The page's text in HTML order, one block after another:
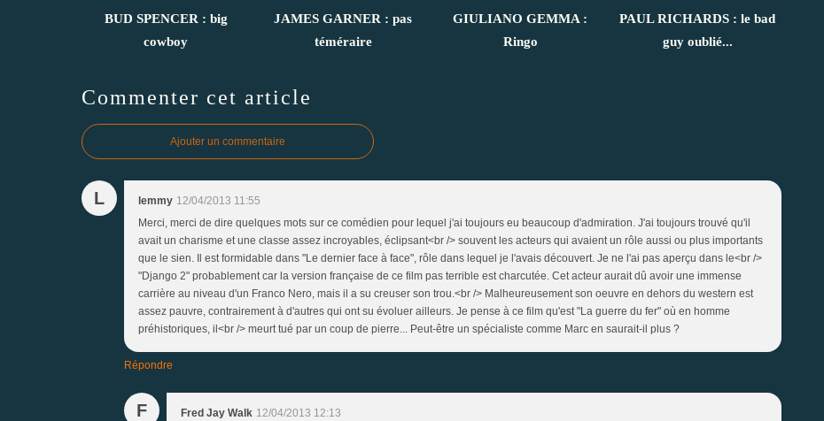
BUD SPENCER : big
cowboy
JAMES GARNER : pas
téméraire
GIULIANO GEMMA :
Ringo
PAUL RICHARDS : le bad
guy oublié...
Commenter cet article
Ajouter un commentaire
L lemmy 12/04/2013 11:55
Merci, merci de dire quelques mots sur ce comédien pour lequel j'ai toujours eu beaucoup d'admiration. J'ai toujours trouvé qu'il
avait un charisme et une classe assez incroyables, éclipsant<br /> souvent les acteurs qui avaient un rôle aussi ou plus importants
que le sien. Il est formidable dans "Le dernier face à face", rôle dans lequel je l'avais découvert. Je ne l'ai pas aperçu dans le<br />
"Django 2" probablement car la version française de ce film pas terrible est charcutée. Cet acteur aurait dû avoir une immense
carrière au niveau d'un Franco Nero, mais il a su creuser son trou.<br /> Malheureusement son oeuvre en dehors du western est
assez pauvre, contrairement à d'autres qui ont su évoluer ailleurs. Je pense à ce film qu'est "La guerre du fer" où en homme
préhistoriques, il<br /> meurt tué par un coup de pierre... Peut-être un spécialiste comme Marc en saurait-il plus ?
Répondre
F Fred Jay Walk 12/04/2013 12:13